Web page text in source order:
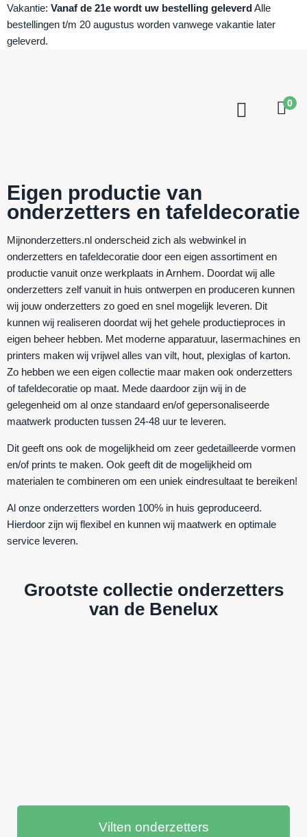
Vakantie: Vanaf de 21e wordt uw bestelling geleverdAlle
bestellingen t/m 20 augustus worden vanwege vakantie later
geleverd.
0
Eigen productie van
onderzetters en tafeldecoratie
Mijnonderzetters.nl onderscheid zich als webwinkel in
onderzetters en tafeldecoratie door een eigen assortiment en
productie vanuit onze werkplaats in Arnhem. Doordat wij alle
onderzetters zelf vanuit in huis ontwerpen en produceren kunnen
wij jouw onderzetters zo goed en snel mogelijk leveren. Dit
kunnen wij realiseren doordat wij het gehele productieproces in
eigen beheer hebben. Met moderne apparatuur, lasermachines en
printers maken wij vrijwel alles van vilt, hout, plexiglas of karton.
Zo hebben we een eigen collectie maar maken ook onderzetters
of tafeldecoratie op maat. Mede daardoor zijn wij in de
gelegenheid om al onze standaard en/of gepersonaliseerde
maatwerk producten tussen 24-48 uur te leveren.
Dit geeft ons ook de mogelijkheid om zeer gedetailleerde vormen
en/of prints te maken. Ook geeft dit de mogelijkheid om
materialen te combineren om een uniek eindresultaat te bereiken!
Al onze onderzetters worden 100% in huis geproduceerd.
Hierdoor zijn wij flexibel en kunnen wij maatwerk en optimale
service leveren.
Grootste collectie onderzetters
van de Benelux
Vilten onderzetters